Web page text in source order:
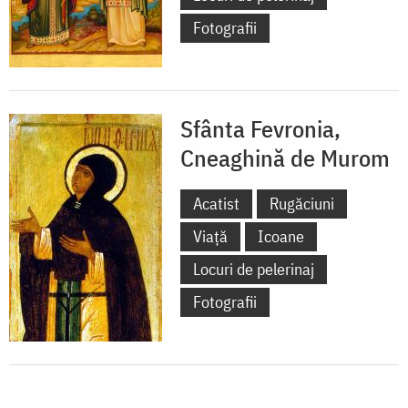
Fotografii
Sfânta Fevronia,
Cneaghină de Murom
Acatist
Rugăciuni
Viață
Icoane
Locuri de pelerinaj
Fotografii